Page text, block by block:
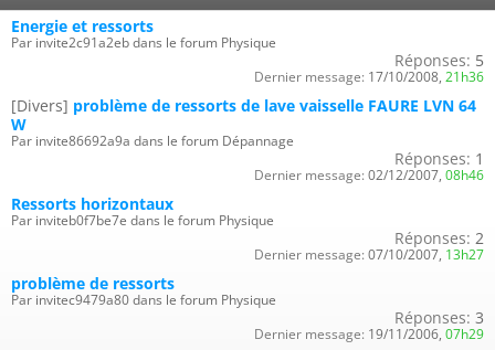
Energie et ressorts
Par invite2c91a2eb dans le forum Physique
Réponses: 5
Dernier message: 17/10/2008, 21h36
[Divers] problème de ressorts de lave vaisselle FAURE LVN 64
W
Par invite86692a9a dans le forum Dépannage
Réponses: 1
Dernier message: 02/12/2007, 08h46
Ressorts horizontaux
Par inviteb0f7be7e dans le forum Physique
Réponses: 2
Dernier message: 07/10/2007, 13h27
problème de ressorts
Par invitec9479a80 dans le forum Physique
Réponses: 3
Dernier message: 19/11/2006, 07h29